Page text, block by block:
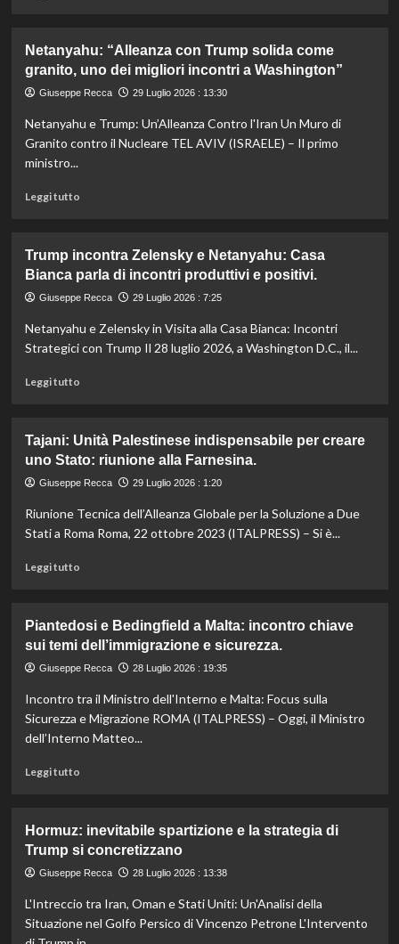
prossime
ore”
Vasto
incendio
boschivo
Creta,
due
operazioni
di
spegnimento
Netanyahu: “Alleanza con Trump solida come
granito, uno dei migliori incontri a Washington”
Giuseppe Recca 29 Luglio 2026 : 13:30
Netanyahu e Trump: Un’Alleanza Contro l'Iran Un Muro di
Granito contro il Nucleare TEL AVIV (ISRAELE) – Il primo
ministro...
Leggi tuttoLeggi
Netanyahu:
“Alleanza
con
solida
come
uno
incontri
a
Washington”
Trump incontra Zelensky e Netanyahu: Casa
Bianca parla di incontri produttivi e positivi.
Giuseppe Recca 29 Luglio 2026 : 7:25
Netanyahu e Zelensky in Visita alla Casa Bianca: Incontri
Strategici con Trump Il 28 luglio 2026, a Washington D.C., il...
Leggi tuttoLeggi
Trump
incontra
Zelensky
Netanyahu:
Casa
parla
e
positivi.
Tajani: Unità Palestinese indispensabile per creare
uno Stato: riunione alla Farnesina.
Giuseppe Recca 29 Luglio 2026 : 1:20
Riunione Tecnica dell’Alleanza Globale per la Soluzione a Due
Stati a Roma Roma, 22 ottobre 2023 (ITALPRESS) – Si è...
Leggi tuttoLeggi
Tajani:
Unità
Palestinese
per
creare
uno
Piantedosi e Bedingfield a Malta: incontro chiave
sui temi dell’immigrazione e sicurezza.
Giuseppe Recca 28 Luglio 2026 : 19:35
Incontro tra il Ministro dell'Interno e Malta: Focus sulla
Sicurezza e Migrazione ROMA (ITALPRESS) – Oggi, il Ministro
dell’Interno Matteo...
Leggi tuttoLeggi
Piantedosi
e
Bedingfield
Malta:
incontro
chiave
Hormuz: inevitabile spartizione e la strategia di
Trump si concretizzano
Giuseppe Recca 28 Luglio 2026 : 13:38
L'Intreccio tra Iran, Oman e Stati Uniti: Un'Analisi della
Situazione nel Golfo Persico di Vincenzo Petrone L'Intervento